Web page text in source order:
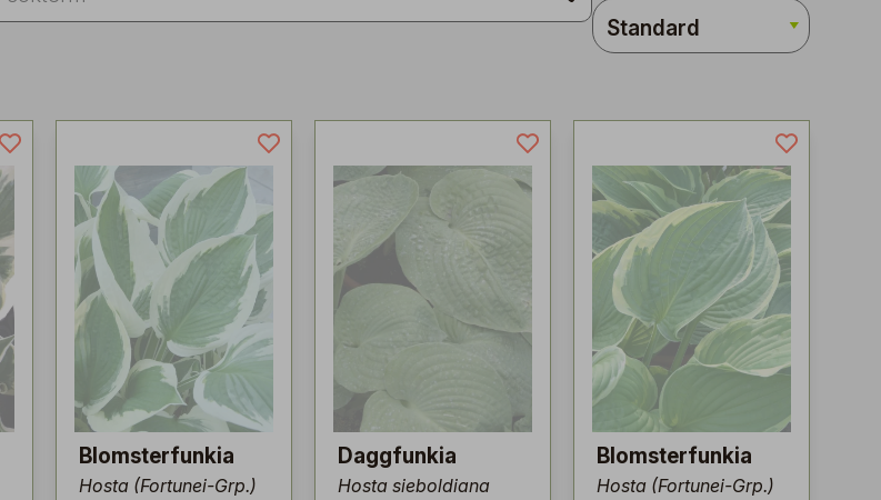
Blomsterfunkia
Hosta (Fortunei-Grp.)
Daggfunkia
Hosta sieboldiana
Blomsterfunkia
Hosta (Fortunei-Grp.)